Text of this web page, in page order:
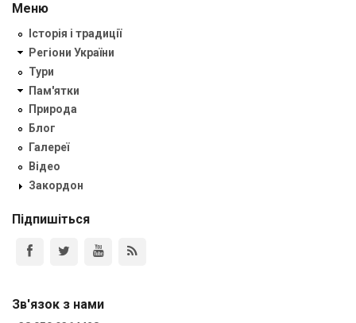
Меню
Історія і традиції
Регіони України
Тури
Пам'ятки
Природа
Блог
Галереї
Відео
Закордон
Підпишіться
Зв'язок з нами